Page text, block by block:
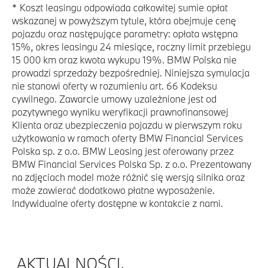
* Koszt leasingu odpowiada całkowitej sumie opłat
wskazanej w powyższym tytule, która obejmuje cenę
pojazdu oraz następujące parametry: opłata wstępna
15%, okres leasingu 24 miesiące, roczny limit przebiegu
15 000 km oraz kwota wykupu 19%. BMW Polska nie
prowadzi sprzedaży bezpośredniej. Niniejsza symulacja
nie stanowi oferty w rozumieniu art. 66 Kodeksu
cywilnego. Zawarcie umowy uzależnione jest od
pozytywnego wyniku weryfikacji prawnofinansowej
Klienta oraz ubezpieczenia pojazdu w pierwszym roku
użytkowania w ramach oferty BMW Financial Services
Polska sp. z o.o. BMW Leasing jest oferowany przez
BMW Financial Services Polska Sp. z o.o. Prezentowany
na zdjęciach model może różnić się wersją silnika oraz
może zawierać dodatkowo płatne wyposażenie.
Indywidualne oferty dostępne w kontakcie z nami.
AKTUALNOŚCI.